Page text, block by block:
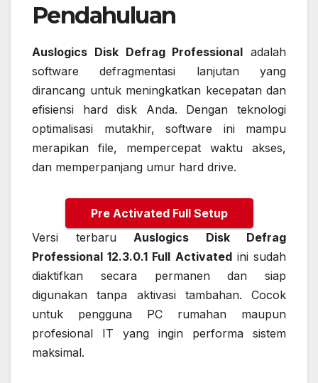
Pendahuluan
Auslogics Disk Defrag Professional adalah
software defragmentasi lanjutan yang
dirancang untuk meningkatkan kecepatan dan
efisiensi hard disk Anda. Dengan teknologi
optimalisasi mutakhir, software ini mampu
merapikan file, mempercepat waktu akses,
dan memperpanjang umur hard drive.
Pre Activated Full Setup
Versi terbaru Auslogics Disk Defrag
Professional 12.3.0.1 Full Activatedini sudah
diaktifkan secara permanen dan siap
digunakan tanpa aktivasi tambahan. Cocok
untuk pengguna PC rumahan maupun
profesional IT yang ingin performa sistem
maksimal.